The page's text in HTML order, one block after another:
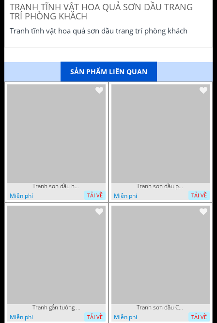
TRANH TĨNH VẬT HOA QUẢ SƠN DẦU TRANG
TRÍ PHÒNG KHÁCH
Tranh tĩnh vật hoa quả sơn dầu trang trí phòng khách
SẢN PHẨM LIÊN QUAN
Tranh sơn dầu hoa quả tĩnh vật nghệ thuật gắn tường
Miễn phí
TẢI VỀ
Tranh sơn dầu phong cảnh mùa thu cây lá vàng và nai trang trí tường
Miễn phí
TẢI VỀ
Tranh gắn tường hoa quả nghệ thuật
Miễn phí
TẢI VỀ
Tranh sơn dầu Châu Âu phong cảnh ngôi làng bên dòng sông
Miễn phí
TẢI VỀ